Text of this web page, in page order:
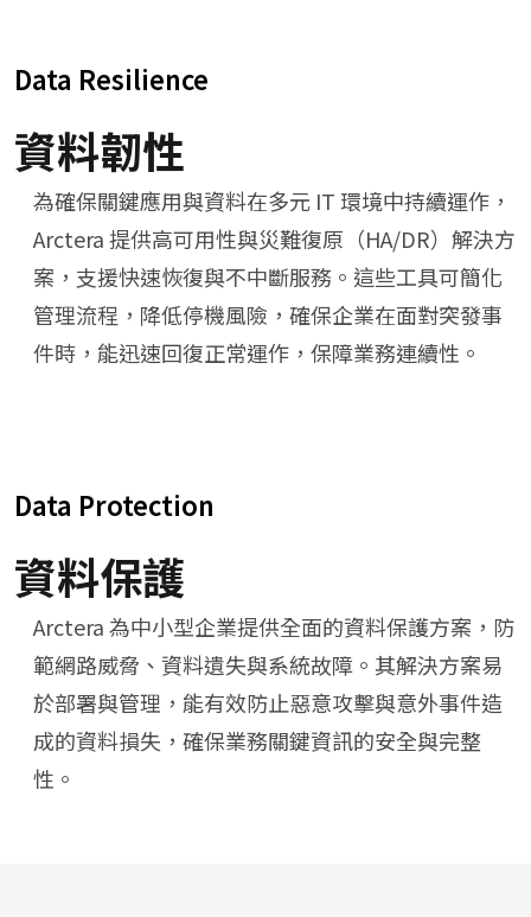
Data Resilience
資料韌性
為確保關鍵應用與資料在多元 IT 環境中持續運作，
Arctera 提供高可用性與災難復原（HA/DR）解決方
案，支援快速恢復與不中斷服務。​這些工具可簡化
管理流程，降低停機風險，確保企業在面對突發事
件時，能迅速回復正常運作，保障業務連續性。
Data Protection
資料保護
Arctera 為中小型企業提供全面的資料保護方案，防
範網路威脅、資料遺失與系統故障。​其解決方案易
於部署與管理，能有效防止惡意攻擊與意外事件造
成的資料損失，確保業務關鍵資訊的安全與完整
性。